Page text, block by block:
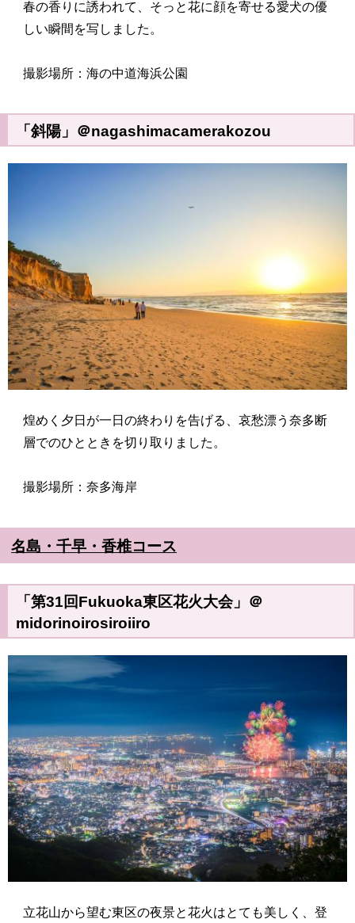
春の香りに誘われて、そっと花に顔を寄せる愛犬の優
しい瞬間を写しました。
撮影場所：海の中道海浜公園
「斜陽」＠nagashimacamerakozou
煌めく夕日が一日の終わりを告げる、哀愁漂う奈多断
層でのひとときを切り取りました。
撮影場所：奈多海岸
名島・千早・香椎コース
「第31回Fukuoka東区花火大会」＠
midorinoirosiroiiro
立花山から望む東区の夜景と花火はとても美しく、登